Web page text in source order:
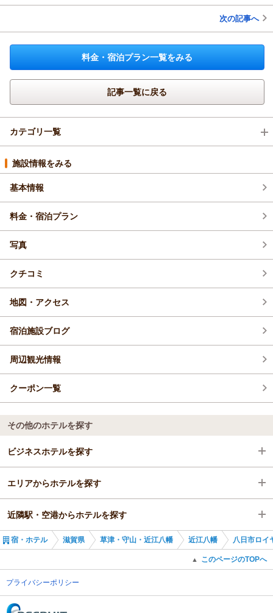
次の記事へ
料金・宿泊プラン一覧をみる
記事一覧に戻る
カテゴリ一覧
イベント・フェア (7)
新プラン (95)
新オープン・リニューアル (2)
変更・改善 (2)
館内メンテナンス (4)
その他 (4)
じゃらん限定 (1)
お得情報 (13)
施設情報をみる
基本情報
料金・宿泊プラン
写真
クチコミ
地図・アクセス
宿泊施設ブログ
周辺観光情報
クーポン一覧
その他のホテルを探す
ビジネスホテルを探す
滋賀県
草津・守山・近江八幡
近江八幡
八日市駅
エリアからホテルを探す
滋賀県
草津・守山・近江八幡
近江八幡
八日市駅
近隣駅・空港からホテルを探す
八日市駅
大学前駅
五箇荘駅
宿・ホテル 滋賀県 草津・守山・近江八幡 近江八幡 八日市ロイ
▲ このページのTOPへ
プライバシーポリシー